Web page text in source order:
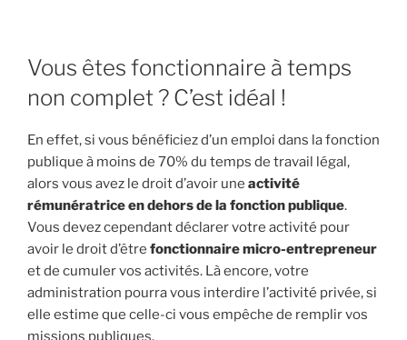
Vous êtes fonctionnaire à temps
non complet ? C’est idéal !
En effet, si vous bénéficiez d’un emploi dans la fonction
publique à moins de 70% du temps de travail légal,
alors vous avez le droit d’avoir une activité
rémunératrice en dehors de la fonction publique.
Vous devez cependant déclarer votre activité pour
avoir le droit d’être fonctionnaire micro-entrepreneur
et de cumuler vos activités. Là encore, votre
administration pourra vous interdire l’activité privée, si
elle estime que celle-ci vous empêche de remplir vos
missions publiques.